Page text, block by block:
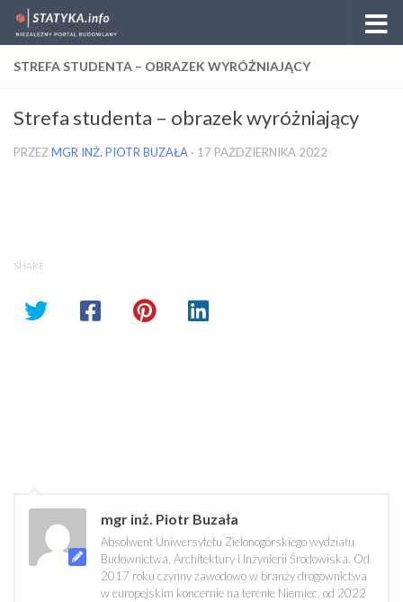
Skip to content
STREFA STUDENTA – OBRAZEK WYRÓŻNIAJĄCY
Strefa studenta – obrazek wyróżniający
PRZEZMGR INŻ. PIOTR BUZAŁA · 17 PAŹDZIERNIKA 2022
SHARE
mgr inż. Piotr Buzała
Absolwent Uniwersytetu Zielonogórskiego wydziału
Budownictwa, Architektury i Inżynierii Środowiska. Od
2017 roku czynny zawodowo w branży drogownictwa
w europejskim koncernie na terenie Niemiec, od 2022